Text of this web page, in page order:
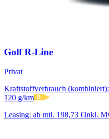
Golf R-Line
Privat
Kraftstoffverbrauch
120 g/km D
Leasing: ab mtl. 198,73 €inkl.